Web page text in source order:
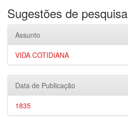
Sugestões de pesquisa
Assunto
VIDA COTIDIANA
Data de Publicação
1835